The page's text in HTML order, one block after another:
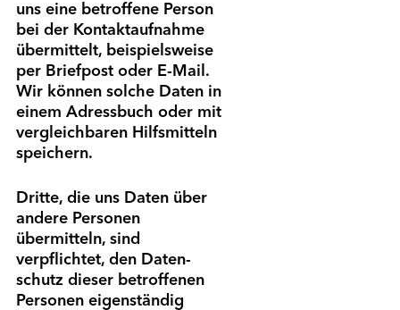
uns eine betroffene Person
bei der Kontakt­aufnahme
übermittelt, beispielsweise
per Briefpost oder E-Mail.
Wir können solche Daten in
einem Adress­buch oder mit
vergleichbaren Hilfs­mitteln
speichern.
Dritte, die uns Daten über
andere Personen
übermitteln, sind
verpflichtet, den Daten­
schutz dieser betroffenen
Personen eigen­ständig